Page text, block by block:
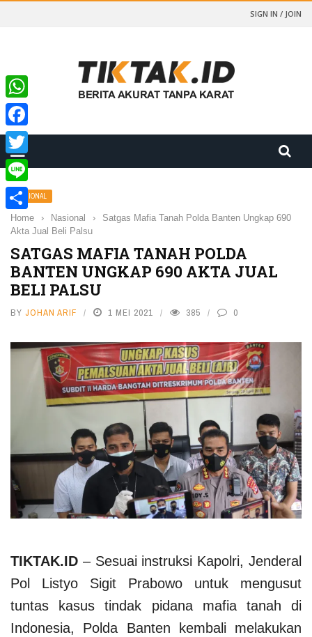
SIGN IN / JOIN
NASIONAL
Home › Nasional ›
Satgas Mafia Tanah Polda Banten Ungkap 690
Akta Jual Beli Palsu
SATGAS MAFIA TANAH POLDA
BANTEN UNGKAP 690 AKTA JUAL
BELI PALSU
BY JOHAN ARIF 1 MEI 2021 385 0
TIKTAK.ID – Sesuai instruksi Kapolri, Jenderal
Pol Listyo Sigit Prabowo untuk mengusut
tuntas kasus tindak pidana mafia tanah di
Indonesia, Polda Banten kembali melakukan
WhatsApp
Facebook
Twitter
Line
Share